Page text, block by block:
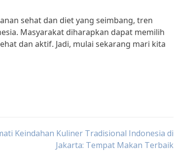
sehat dan diet yang seimbang, tren
Masyarakat diharapkan dapat memilih
dan aktif. Jadi, mulai sekarang mari kita
Keindahan Kuliner Tradisional Indonesia di
Jakarta: Tempat Makan Terbaik